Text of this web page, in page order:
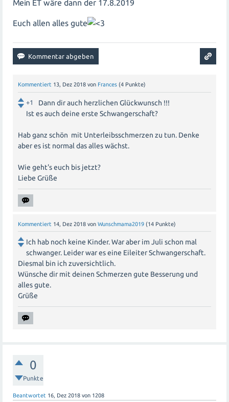
Mein ET wäre dann der 17.8.2019
Euch allen alles gute
Kommentiert 13, Dez 2018 von Frances (4 Punkte)
+1
Dann dir auch herzlichen Glückwunsch !!!
Ist es auch deine erste Schwangerschaft?
Hab ganz schön mit Unterleibsschmerzen zu tun. Denke
aber es ist normal das alles wächst.
Wie geht's euch bis jetzt?
Liebe Grüße
Kommentiert 14, Dez 2018 von Wunschmama2019 (14 Punkte)
Ich hab noch keine Kinder. War aber im Juli schon mal
schwanger. Leider war es eine Eileiter Schwangerschaft.
Diesmal bin ich zuversichtlich.
Wünsche dir mit deinen Schmerzen gute Besserung und
alles gute.
Grüße
0
Punkte
Beantwortet 16, Dez 2018 von 1208